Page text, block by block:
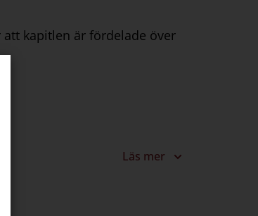
kapitlen är fördelade över
Läs mer